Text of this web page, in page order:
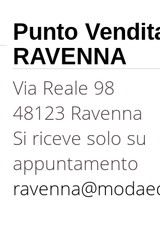
Punto
RAVENNA
Via Reale 98
48123 Ravenna
Si riceve solo su
appuntamento